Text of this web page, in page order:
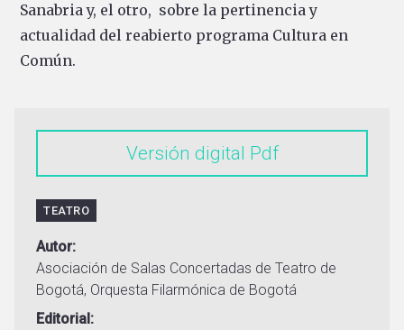
Sanabria y, el otro, sobre la pertinencia y
actualidad del reabierto programa Cultura en
Común.
Versión digital
TEATRO
Autor
Asociación de Salas Concertadas de Teatro de
Bogotá, Orquesta Filarmónica de Bogotá
Editorial